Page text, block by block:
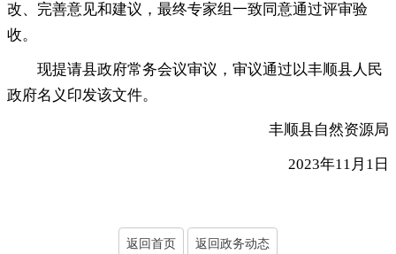
改、完善意见和建议 ， 最终专家组一致同意通过评审验
收。
现提请县政府常务会议审议 ， 审议通过以丰顺县人民
政府名义印发该文件。
丰顺县自然资源局
2023年11月1日
返回首页 返回政务动态